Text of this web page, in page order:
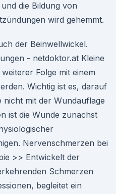
die Bildung von
wird gehemmt.
der Beinwellwickel.
- netdoktor.at Kleine
Folge mit einem
Wichtig ist es, darauf
nicht mit der Wundauflage
ist die Wunde zunächst
Nervenschmerzen bei
>> Entwickelt der
Schmerzen
begleitet ein